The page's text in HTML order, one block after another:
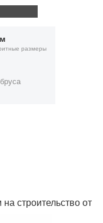
размеры
строительство от